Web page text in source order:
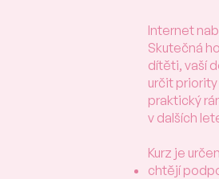
Internet
Skutečná
dítěti, vaší
určit
praktický
v dalších
Kurz je
chtějí